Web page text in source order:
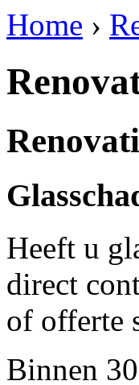
Home ›
Heeft u
direct
of offerte
Binnen